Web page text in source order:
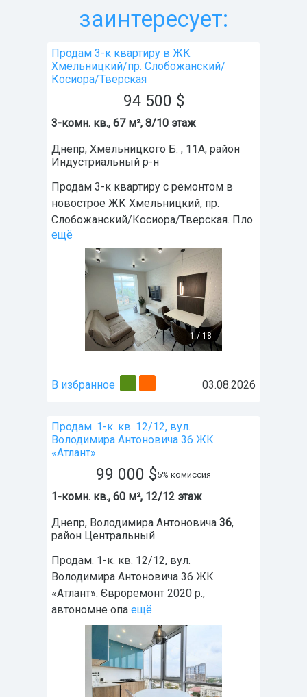
заинтересует:
Продам 3-к квартиру в ЖК
Хмельницкий/пр. Слобожанский/
Косиора/Тверская
94 500 $
3-комн. кв., 67 м², 8/10 этаж
Днепр, Хмельницкого Б. , 11А, район
Индустриальный р-н
Продам 3-к квартиру с ремонтом в
новострое ЖК Хмельницкий, пр.
Слобожанский/Косиора/Тверская. Пло
ещё
1 / 18
В избранное 03.08.2026
Продам. 1-к. кв. 12/12, вул.
Володимира Антоновича 36 ЖК
«Атлант»
99 000 $5% комиссия
1-комн. кв., 60 м², 12/12 этаж
Днепр, Володимира Антоновича 36,
район Центральный
Продам. 1-к. кв. 12/12, вул.
Володимира Антоновича 36 ЖК
«Атлант». Євроремонт 2020 р.,
автономне опа ещё